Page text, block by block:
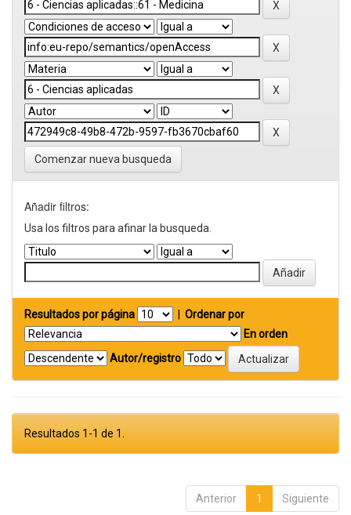
Comenzar nueva busqueda
Añadir filtros:
Usa los filtros para afinar la busqueda.
Resultados por página
Ordenar por
En orden
Autor/registro
Resultados 1-1 de 1.
Anterior 1 Siguiente